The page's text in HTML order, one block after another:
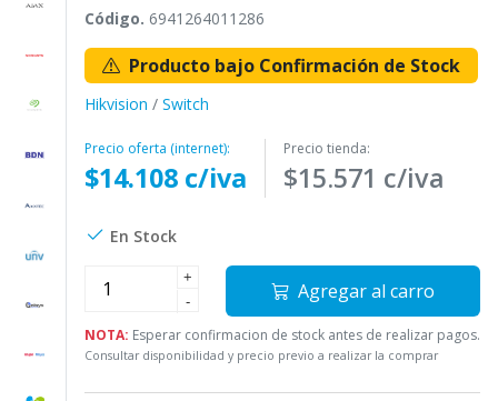
Código. 6941264011286
Producto bajo Confirmación de Stock
Hikvision / Switch
Precio oferta (internet):
$14.108 c/iva
Precio tienda:
$15.571 c/iva
En Stock
+
-
Agregar al carro
NOTA: Esperar confirmacion de stock antes de realizar pagos.
Consultar disponibilidad y precio previo a realizar la comprar